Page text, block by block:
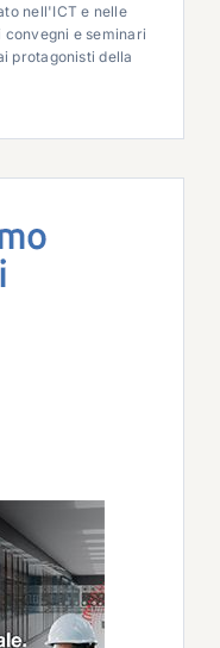
nell'ICT e nelle
e seminari
protagonisti della